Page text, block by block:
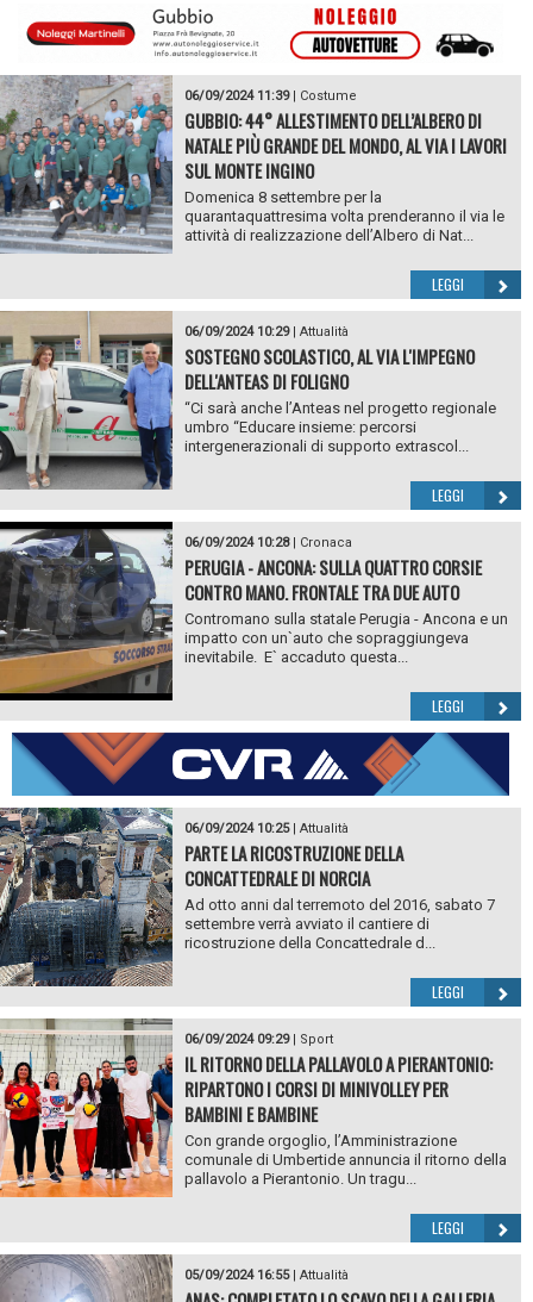
06/09/2024 11:39| Costume
GUBBIO: 44° ALLESTIMENTO DELL’ALBERO DI
NATALE PIÙ GRANDE DEL MONDO, AL VIA I LAVORI
SUL MONTE INGINO
Domenica 8 settembre per la
quarantaquattresima volta prenderanno il via le
attività di realizzazione dell’Albero di Nat...
LEGGI
06/09/2024 10:29| Attualità
SOSTEGNO SCOLASTICO, AL VIA L'IMPEGNO
DELL'ANTEAS DI FOLIGNO
“Ci sarà anche l’Anteas nel progetto regionale
umbro “Educare insieme: percorsi
intergenerazionali di supporto extrascol...
LEGGI
06/09/2024 10:28| Cronaca
PERUGIA - ANCONA: SULLA QUATTRO CORSIE
CONTRO MANO. FRONTALE TRA DUE AUTO
Contromano sulla statale Perugia - Ancona e un
impatto con un`auto che sopraggiungeva
inevitabile. E` accaduto questa...
LEGGI
06/09/2024 10:25| Attualità
PARTE LA RICOSTRUZIONE DELLA
CONCATTEDRALE DI NORCIA
Ad otto anni dal terremoto del 2016, sabato 7
settembre verrà avviato il cantiere di
ricostruzione della Concattedrale d...
LEGGI
06/09/2024 09:29| Sport
IL RITORNO DELLA PALLAVOLO A PIERANTONIO:
RIPARTONO I CORSI DI MINIVOLLEY PER
BAMBINI E BAMBINE
Con grande orgoglio, l’Amministrazione
comunale di Umbertide annuncia il ritorno della
pallavolo a Pierantonio. Un tragu...
LEGGI
05/09/2024 16:55| Attualità